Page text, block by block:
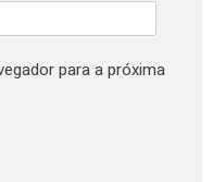
para a próxima